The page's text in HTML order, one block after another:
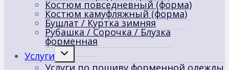
Костюм повседневный (форма)
Костюм камуфляжный (форма)
Бушлат / Куртка зимняя
Рубашка / Сорочка / Блузка
форменная
Услуги
Переключить
дочернее
меню